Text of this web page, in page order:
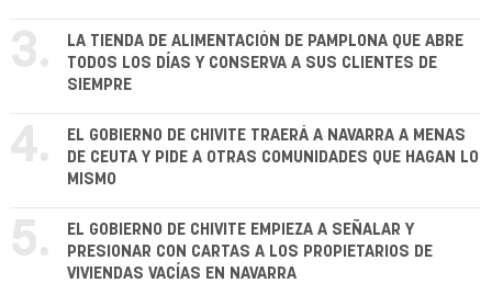
3.
LA TIENDA DE ALIMENTACIÓN DE PAMPLONA QUE ABRE
TODOS LOS DÍAS Y CONSERVA A SUS CLIENTES DE
SIEMPRE
4.
EL GOBIERNO DE CHIVITE TRAERÁ A NAVARRA A MENAS
DE CEUTA Y PIDE A OTRAS COMUNIDADES QUE HAGAN LO
MISMO
5.
EL GOBIERNO DE CHIVITE EMPIEZA A SEÑALAR Y
PRESIONAR CON CARTAS A LOS PROPIETARIOS DE
VIVIENDAS VACÍAS EN NAVARRA